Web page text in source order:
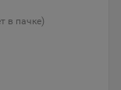
в пачке)